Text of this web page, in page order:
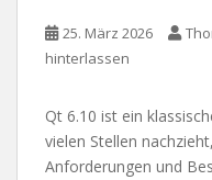
25. März 2026
hinterlassen
Qt 6.10 ist ein
vielen Stellen
Anforderungen und